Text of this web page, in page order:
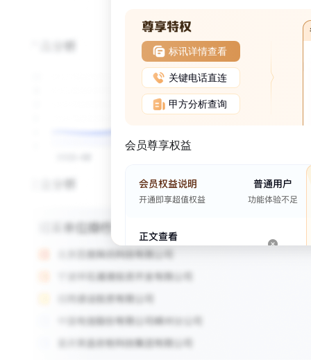
标讯详情查看
关键电话直连
甲方分析查询
会员尊享权益